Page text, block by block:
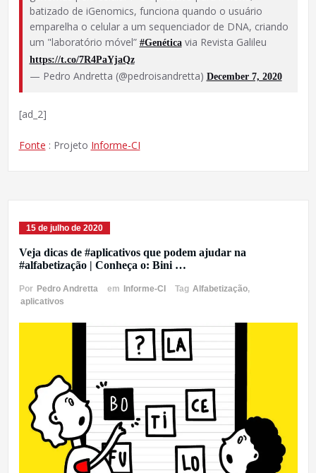
batizado de iGenomics, funciona quando o usuário
emparelha o celular a um sequenciador de DNA, criando
um "laboratório móvel” #Genéticavia Revista Galileu
https://t.co/7R4PaYjaQz
— Pedro Andretta (@pedroisandretta) December 7, 2020
[ad_2]
Fonte : Projeto Informe-CI
15 de julho de 2020
Veja dicas de #aplicativos que podem ajudar na
#alfabetização | Conheça o: Bini …
Por Pedro Andretta em Informe-CI Tag Alfabetização,
aplicativos